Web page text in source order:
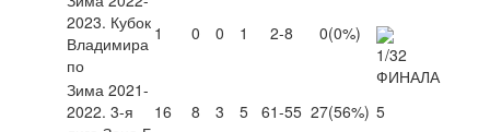
2023. Кубок
Владимира
по
1 0 0 1 2-8 0(0%)
Зима 2021-
2022. 3-я
16 8 3 5 61-55 27(56%) 5